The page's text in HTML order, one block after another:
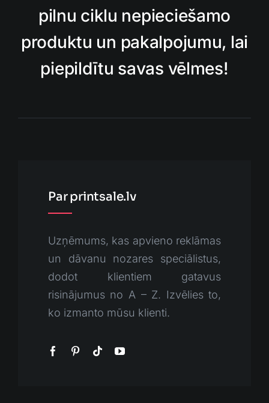
pilnu ciklu nepieciešamo
produktu un pakalpojumu, lai
piepildītu savas vēlmes!
Par printsale.lv
Uzņēmums, kas apvieno reklāmas
un dāvanu nozares speciālistus,
dodot klientiem gatavus
risinājumus no A – Z. Izvēlies to,
ko izmanto mūsu klienti.